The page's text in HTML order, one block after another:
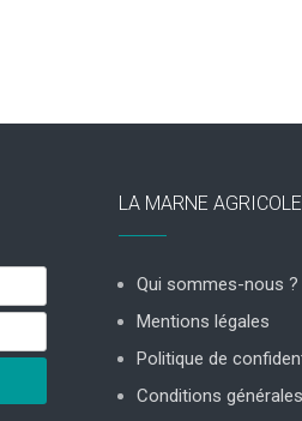
LA MARNE AGRICOLE
Qui sommes-nous ?
Mentions légales
Politique de
Conditions